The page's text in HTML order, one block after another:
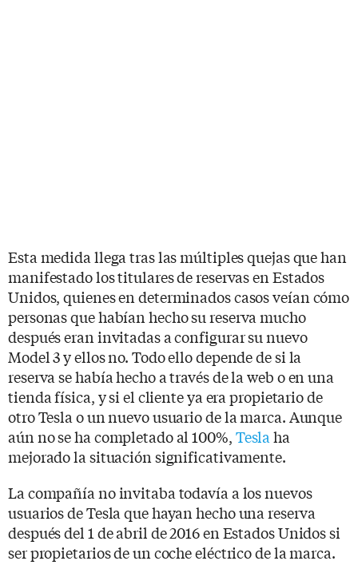
Esta medida llega tras las múltiples quejas que han
manifestado los titulares de reservas en Estados
Unidos, quienes en determinados casos veían cómo
personas que habían hecho su reserva mucho
después eran invitadas a configurar su nuevo
Model 3 y ellos no. Todo ello depende de si la
reserva se había hecho a través de la web o en una
tienda física, y si el cliente ya era propietario de
otro Tesla o un nuevo usuario de la marca. Aunque
aún no se ha completado al 100%,Tesla ha
mejorado la situación significativamente.
La compañía no invitaba todavía a los nuevos
usuarios de Tesla que hayan hecho una reserva
después del 1 de abril de 2016 en Estados Unidos si
ser propietarios de un coche eléctrico de la marca.